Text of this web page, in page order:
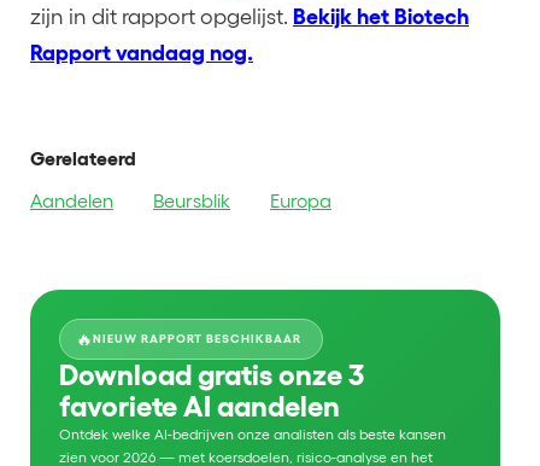
zijn in dit rapport opgelijst. Bekijk het Biotech
Rapport vandaag nog.
Gerelateerd
Aandelen
Beursblik Europa
🔥NIEUW RAPPORT BESCHIKBAAR
Download gratis onze 3
favoriete AI aandelen
Ontdek welke AI-bedrijven onze analisten als beste kansen
zien voor 2026 — met koersdoelen, risico-analyse en het